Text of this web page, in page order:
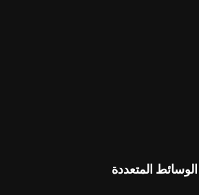
الوسائط المتعددة